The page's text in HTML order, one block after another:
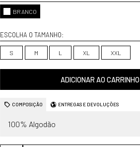
BRANCO
ESCOLHA O TAMANHO:
S M L XL XXL
ADICIONAR AO CARRINHO
COMPOSIÇÃO ENTREGAS E DEVOLUÇÕES
100% Algodão